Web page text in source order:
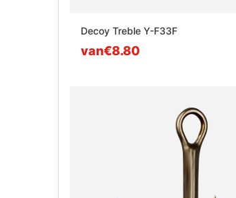
Decoy Treble Y-F33F
van€8.80